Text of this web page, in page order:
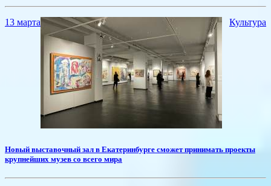
13 марта Культура
​Новый выставочный зал в Екатеринбурге сможет принимать проекты
крупнейших музев со всего мира